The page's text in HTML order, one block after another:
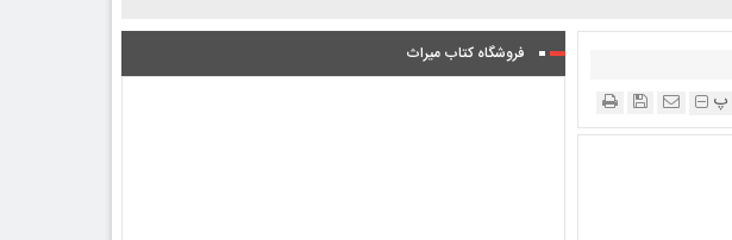
پ
فروشگاه کتاب میراث